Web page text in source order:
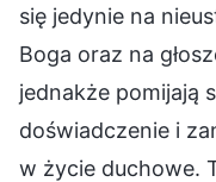
się jedynie na
Boga oraz na
jednakże pomijają
doświadczenie i
w życie duchowe.